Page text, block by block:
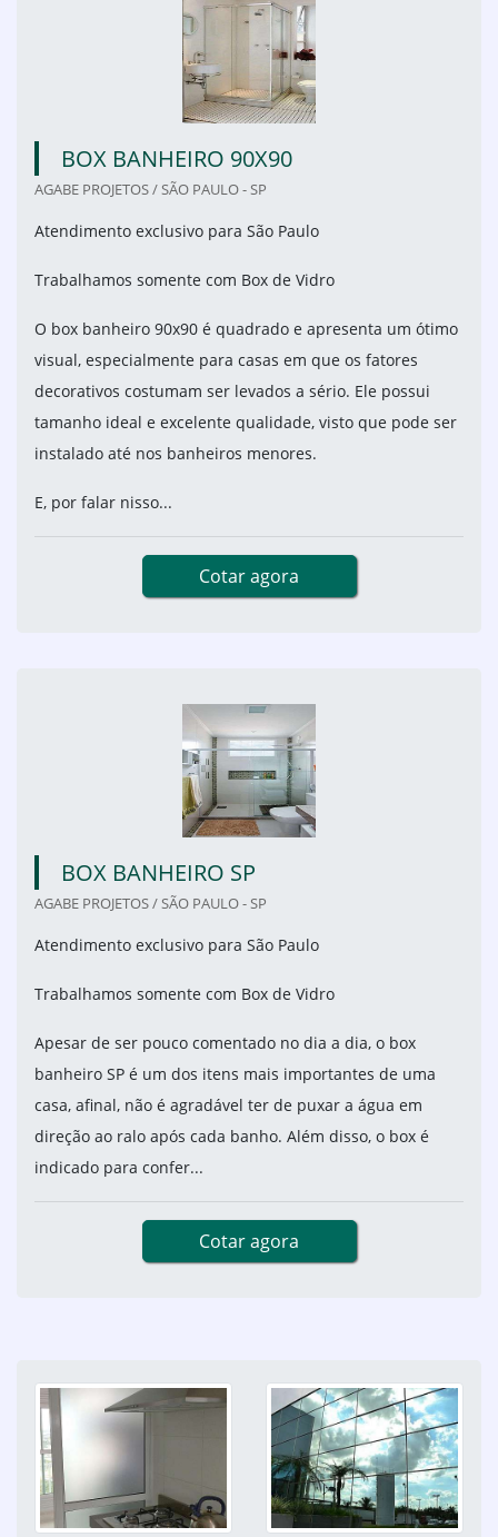
BOX BANHEIRO 90X90
AGABE PROJETOS / SÃO PAULO - SP
Atendimento exclusivo para São Paulo
Trabalhamos somente com Box de Vidro
O box banheiro 90x90 é quadrado e apresenta um ótimo
visual, especialmente para casas em que os fatores
decorativos costumam ser levados a sério. Ele possui
tamanho ideal e excelente qualidade, visto que pode ser
instalado até nos banheiros menores.
E, por falar nisso...
Cotar agora
BOX BANHEIRO SP
AGABE PROJETOS / SÃO PAULO - SP
Atendimento exclusivo para São Paulo
Trabalhamos somente com Box de Vidro
Apesar de ser pouco comentado no dia a dia, o box
banheiro SP é um dos itens mais importantes de uma
casa, afinal, não é agradável ter de puxar a água em
direção ao ralo após cada banho. Além disso, o box é
indicado para confer...
Cotar agora